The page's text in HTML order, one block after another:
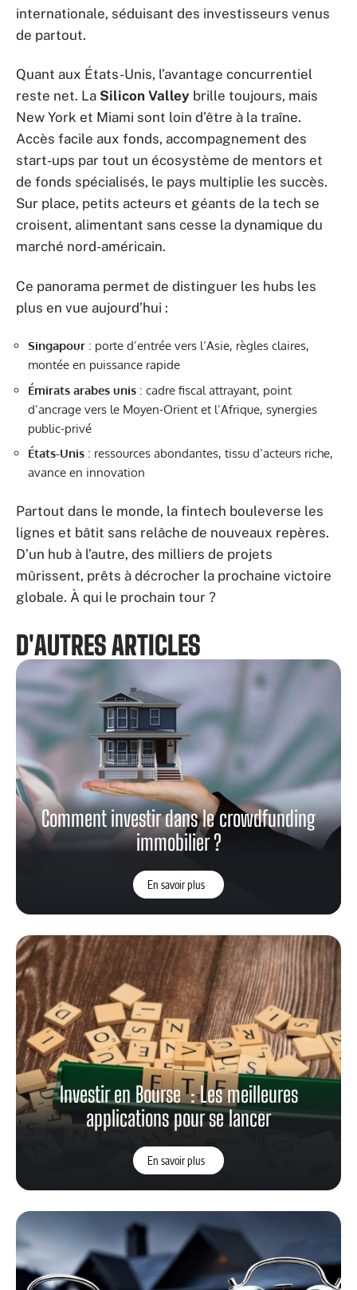
internationale, séduisant des investisseurs venus
de partout.
Quant aux États-Unis, l’avantage concurrentiel
reste net. La Silicon Valley brille toujours, mais
New York et Miami sont loin d’être à la traîne.
Accès facile aux fonds, accompagnement des
start-ups par tout un écosystème de mentors et
de fonds spécialisés, le pays multiplie les succès.
Sur place, petits acteurs et géants de la tech se
croisent, alimentant sans cesse la dynamique du
marché nord-américain.
Ce panorama permet de distinguer les hubs les
plus en vue aujourd’hui :
Singapour : porte d’entrée vers l’Asie, règles claires,
montée en puissance rapide
Émirats arabes unis : cadre fiscal attrayant, point
d’ancrage vers le Moyen-Orient et l’Afrique, synergies
public-privé
États-Unis : ressources abondantes, tissu d’acteurs riche,
avance en innovation
Partout dans le monde, la fintech bouleverse les
lignes et bâtit sans relâche de nouveaux repères.
D’un hub à l’autre, des milliers de projets
mûrissent, prêts à décrocher la prochaine victoire
globale. À qui le prochain tour ?
D'AUTRES ARTICLES
Comment investir dans le crowdfunding
immobilier ?
En savoir plus
Investir en Bourse : Les meilleures
applications pour se lancer
En savoir plus